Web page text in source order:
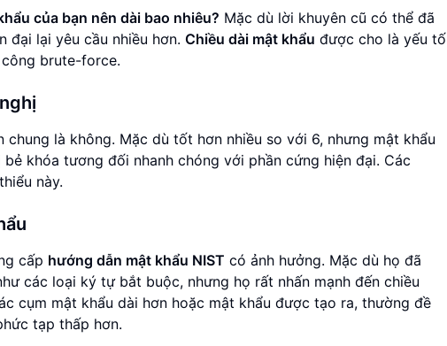
của bạn nên dài bao nhiêu? Mặc dù lời khuyên cũ có thể đã
đại lại yêu cầu nhiều hơn. Chiều dài mật khẩu được cho là yếu tố
brute-force.
chung là không. Mặc dù tốt hơn nhiều so với 6, nhưng mật khẩu
khóa tương đối nhanh chóng với phần cứng hiện đại. Các
này.
cấp hướng dẫn mật khẩu NIST có ảnh hưởng. Mặc dù họ đã
các loại ký tự bắt buộc, nhưng họ rất nhấn mạnh đến chiều
cụm mật khẩu dài hơn hoặc mật khẩu được tạo ra, thường đề
tạp thấp hơn.